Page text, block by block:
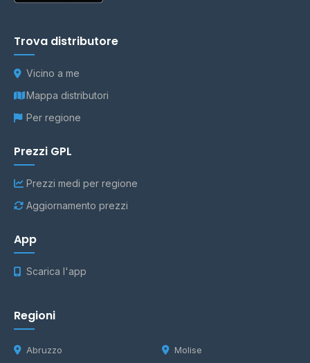
Trova distributore
Vicino a me
Mappa distributori
Per regione
Prezzi GPL
Prezzi medi per regione
Aggiornamento prezzi
App
Scarica l'app
Regioni
Abruzzo Molise